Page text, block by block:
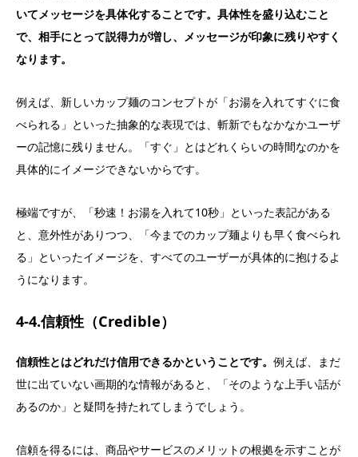
いてメッセージを具体化することです。具体性を盛り込むこと
で、相手にとって説得力が増し、メッセージが印象に残りやすく
なります。
例えば、新しいカップ麺のコンセプトが「お湯を入れてすぐに食
べられる」といった抽象的な表現では、斬新でもなかなかユーザ
ーの記憶に残りません。「すぐ」とはどれくらいの時間なのかを
具体的にイメージできないからです。
極端ですが、「秒速！お湯を入れて10秒」といった表記がある
と、意外性がありつつ、「今までのカップ麺よりも早く食べられ
る」といったイメージを、すべてのユーザーが具体的に抱けるよ
うになります。
4-4.信頼性（Credible）
信頼性とはどれだけ信用できるかということです。 例えば、まだ
世に出ていない画期的な情報があると、「そのような上手い話が
あるのか」と疑問を持たれてしまうでしょう。
信頼を得るには、商品やサービスのメリットの根拠を示すことが